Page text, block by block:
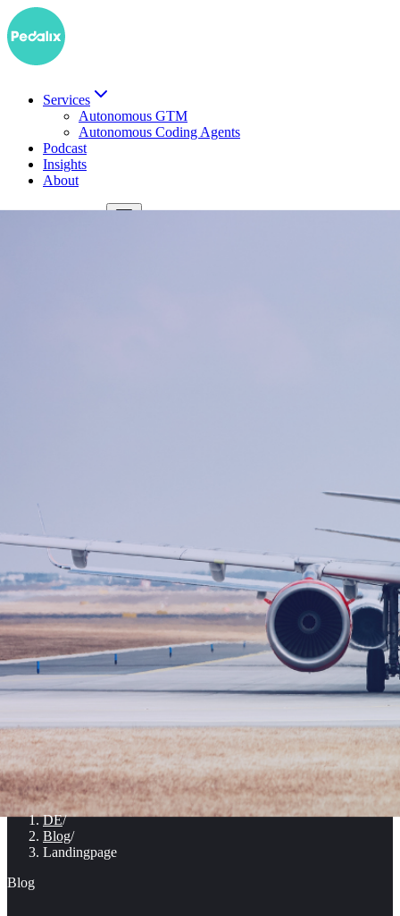
Services
Autonomous GTM
Autonomous Coding Agents
Podcast
Insights
About
DE/
Blog/
Landingpage
Blog